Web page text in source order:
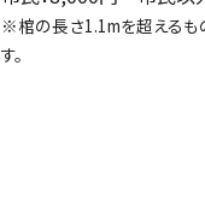
※棺の長さ1.1mを超えるも
す。